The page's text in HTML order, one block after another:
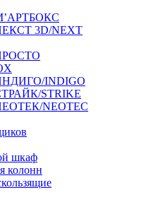
3D/NEXT
INDIGO
STRIKE
NEOTEC
шкаф
колонн